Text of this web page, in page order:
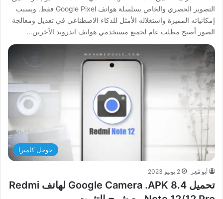
التصوير الحصري والخاص بسلسلة هواتف Google Pixel فقط. وبسبب
إمكانياته المميزة واستغلاله الأمثل للذكاء الاصطناعي في تعديل ومعالجة
الصور أصبح مطلب عام لجميع مستخدمي هواتف اندرويد الآخرين…
جوجل كاميرا
أبو مُعِز 2 يونيو 2023
تحميل Google Camera .APK 8.4 لهاتف Redmi